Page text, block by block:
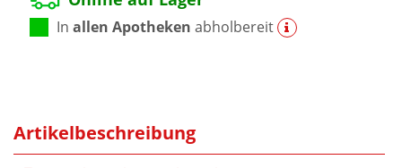
Inallen Apotheken abholbereit
Artikelbeschreibung